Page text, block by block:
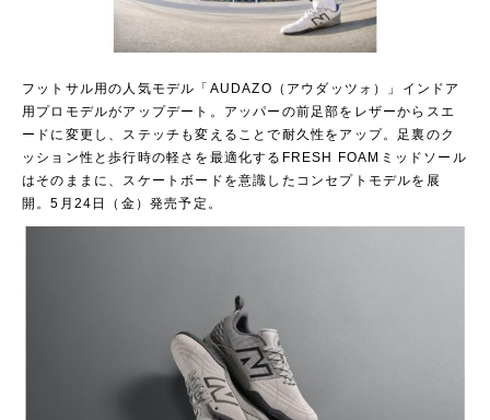
フットサル用の人気モデル「AUDAZO（アウダッツォ）」インドア
用プロモデルがアップデート。アッパーの前足部をレザーからスエ
ードに変更し、ステッチも変えることで耐久性をアップ。足裏のク
ッション性と歩行時の軽さを最適化するFRESH FOAMミッドソール
はそのままに、スケートボードを意識したコンセプトモデルを展
開。5月24日（金）発売予定。